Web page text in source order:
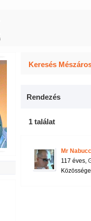
Keresés
Rendezés
1 találat
Mr
117 éves,